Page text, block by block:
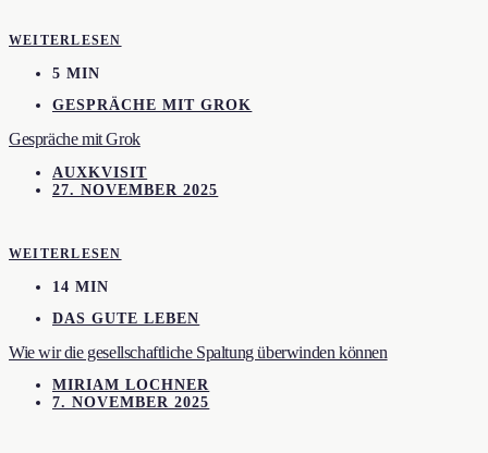
WEITERLESEN
5 MIN
GESPRÄCHE MIT GROK
Gespräche mit Grok
AUXKVISIT
27. NOVEMBER 2025
WEITERLESEN
14 MIN
DAS GUTE LEBEN
Wie wir die gesellschaftliche Spaltung überwinden können
MIRIAM LOCHNER
7. NOVEMBER 2025